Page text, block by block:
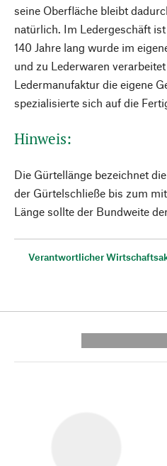
seine Oberfläche bleibt
natürlich. Im Ledergeschäft
140 Jahre lang wurde im
und zu Lederwaren
Ledermanufaktur die eigene
spezialisierte sich auf die
Hinweis:
Die Gürtellänge bezeichnet
der Gürtelschließe bis zum
Länge sollte der Bundweite
Verantwortlicher